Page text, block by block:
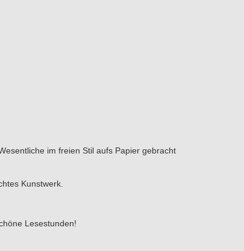
im freien Stil aufs Papier gebracht
Kunstwerk.
Lesestunden!